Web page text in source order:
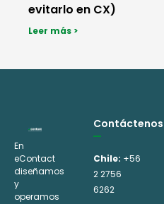
evitarlo en CX)
Leer más >
En
eContact
diseñamos
y
operamos
Contáctenos
Chile: +56
2 2756
6262